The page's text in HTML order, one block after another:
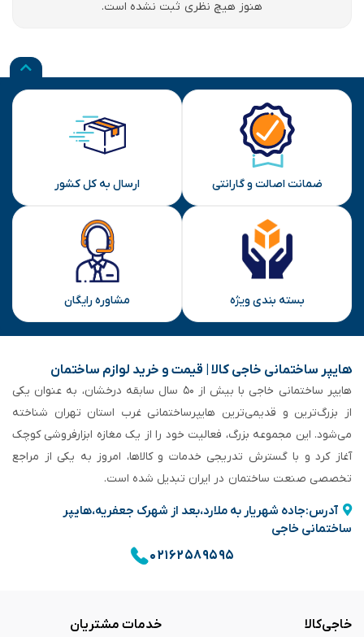
هنوز هیچ نظری ثبت نشده است.
ضمانت اصالت و گارانتی ارسال به کل کشور
بسته بندی ویژه مشاوره رایگان
هایپر ساختمانی خاجی‌ کالا | قیمت و خرید لوازم ساختمان
هایپر ساختمانی خاجی‌ با بیش از ۵۰ سال سابقه‌ درخشان، به عنوان یکی
از بزرگ‌ترین و قدیمی‌ترین هایپرساختمانی‌ غرب استان تهران شناخته
می‌شود. این مجموعه بزرگ، فعالیت خود را از یک مغازه ابزارفروشی کوچک
آغاز کرد و با گسترش تدریجی خدمات و کالاها، امروز به یکی از مراجع
تخصصی صنعت ساختمان در ایران تبدیل شده است.
آدرس:جاده شهریار به ملارد،بعد از شهرک جعفریه،هایپر
ساختمانی خاجی
۰۲۱۶۲۵۸۹۵۹۵
خاجی‌کالا خدمات مشتریان